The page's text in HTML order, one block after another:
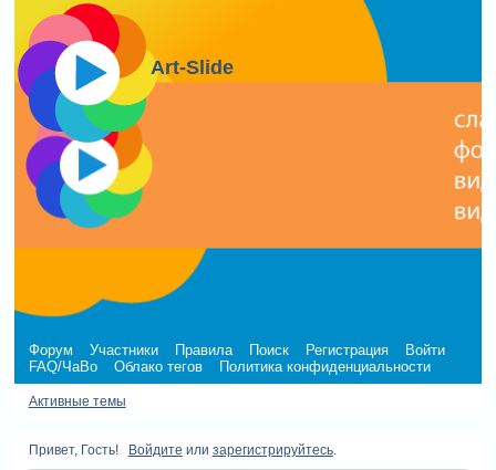
Art-Slide
Форум Участники Правила Поиск Регистрация
Войти
FAQ/ЧаВо
Облако тегов Политика конфиденциальности
Активные темы
Привет, Гость! Войдите или зарегистрируйтесь.